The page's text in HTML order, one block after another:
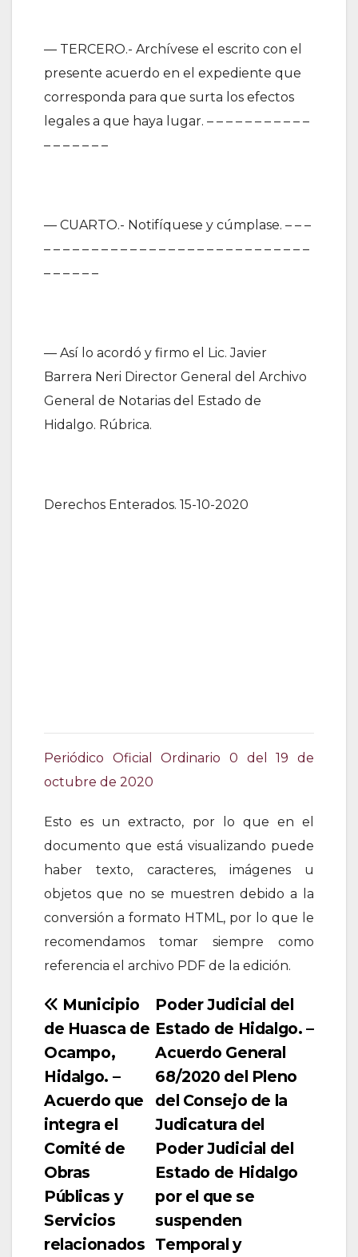
— TERCERO.- Archívese el escrito con el
presente acuerdo en el expediente que
corresponda para que surta los efectos
legales a que haya lugar. – – – – – – – – – – –
– – – – – – –
— CUARTO.- Notifíquese y cúmplase. – – –
– – – – – – – – – – – – – – – – – – – – – – – – – – – –
– – – – – –
— Así lo acordó y firmo el Lic. Javier
Barrera Neri Director General del Archivo
General de Notarias del Estado de
Hidalgo. Rúbrica.
Derechos Enterados. 15-10-2020
Periódico Oficial Ordinario 0 del 19 de
octubre de 2020
Esto es un extracto, por lo que en el
documento que está visualizando puede
haber texto, caracteres, imágenes u
objetos que no se muestren debido a la
conversión a formato HTML, por lo que le
recomendamos tomar siempre como
referencia el archivo PDF de la edición.
Navegación
de
entradas
Poder Judicial del
Estado de Hidalgo. –
Acuerdo General
68/2020 del Pleno
del Consejo de la
Judicatura del
Poder Judicial del
Estado de Hidalgo
por el que se
suspenden
Temporal y
Municipio
de Huasca de
Ocampo,
Hidalgo. –
Acuerdo que
integra el
Comité de
Obras
Públicas y
Servicios
relacionados